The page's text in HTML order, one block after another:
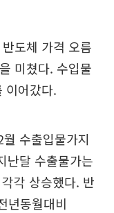
도체 가격 오름
미쳤다. 수입물
이어갔다.
수출입물가지
난달 수출물가는
각 상승했다. 반
년동월대비